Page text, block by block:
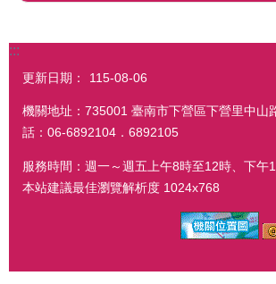
:::
更新日期： 115-08-06
機關地址：735001 臺南市下營區下營里中山
話：06-6892104．6892105
服務時間：週一～週五上午8時至12時、下午
本站建議最佳瀏覽解析度 1024x768